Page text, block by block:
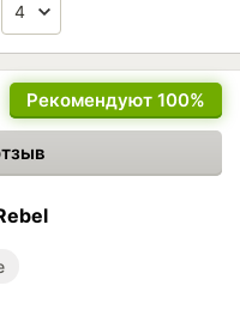
Рекомендуют 100%